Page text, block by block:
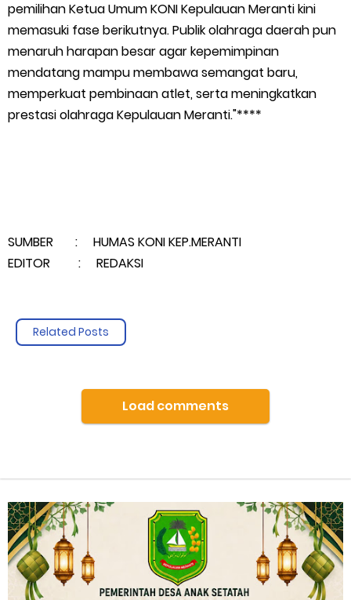
pemilihan Ketua Umum KONI Kepulauan Meranti kini
memasuki fase berikutnya. Publik olahraga daerah pun
menaruh harapan besar agar kepemimpinan
mendatang mampu membawa semangat baru,
memperkuat pembinaan atlet, serta meningkatkan
prestasi olahraga Kepulauan Meranti."****
SUMBER : HUMAS KONI KEP.MERANTI
EDITOR : REDAKSI
Related Posts
Load comments